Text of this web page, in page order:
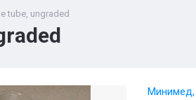
tube, ungraded
Минимед,